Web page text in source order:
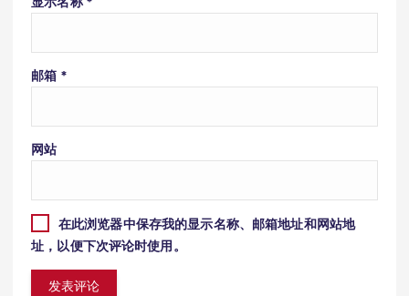
邮箱 *
网站
在此浏览器中保存我的显示名称、邮箱地址和网站地
址，以便下次评论时使用。